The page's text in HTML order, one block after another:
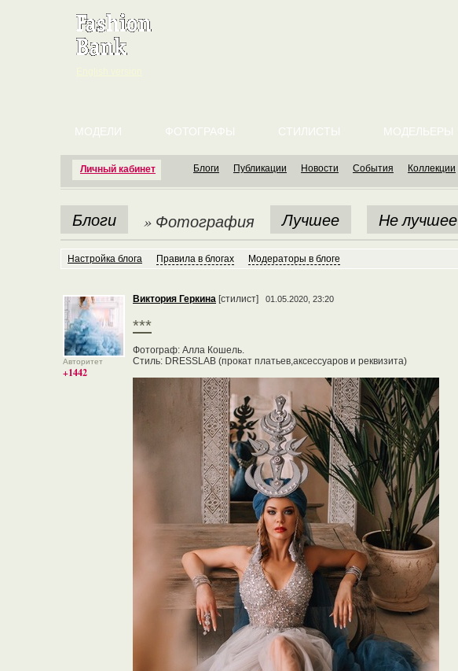
Личный кабинет
МОДЕЛИ ФОТОГРАФЫ СТИЛИСТЫ МОДЕЛЬЕРЫ
Блоги Публикации Новости События Коллекции
Блоги » Фотография Лучшее Не лучшее
Настройка блога Правила в блогах Модераторы в блоге
Авторитет
+1442
Виктория Геркина [стилист] 01.05.2020, 23:20
***
Фотограф: Алла Кошель.
Стиль: DRESSLAB (прокат платьев,аксессуаров и реквизита)